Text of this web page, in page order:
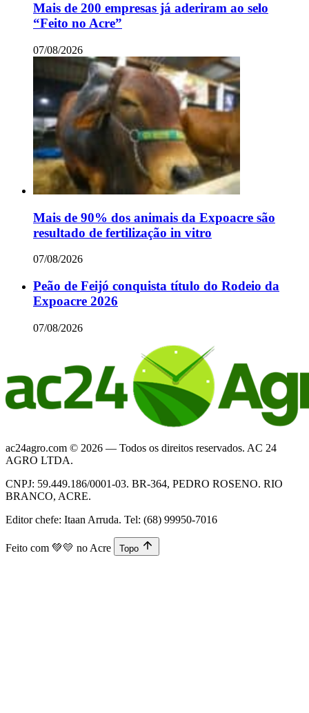
Mais de 200 empresas já aderiram ao selo
“Feito no Acre”
07/08/2026
Mais de 90% dos animais da Expoacre são
resultado de fertilização in vitro
07/08/2026
Peão de Feijó conquista título do Rodeio da
Expoacre 2026
07/08/2026
ac24agro.com © 2026 — Todos os direitos reservados. AC 24
AGRO LTDA.
CNPJ: 59.449.186/0001-03. BR-364, PEDRO ROSENO. RIO
BRANCO, ACRE.
Editor chefe: Itaan Arruda. Tel: (68) 99950-7016
Feito com 💚💛 no Acre Topo